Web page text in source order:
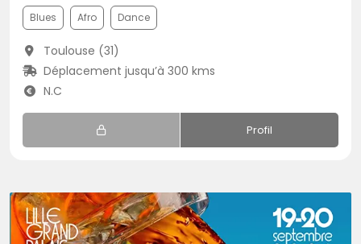
Blues Afro Dance
Toulouse (31)
Déplacement jusqu’à 300 kms
N.C
Profil